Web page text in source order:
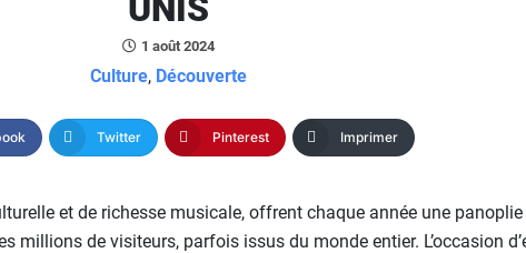
UNIS
1 août 2024
Culture, Découverte
Twitter Pinterest Imprimer
et de richesse musicale, offrent chaque année une panoplie
millions de visiteurs, parfois issus du monde entier. L’occasion